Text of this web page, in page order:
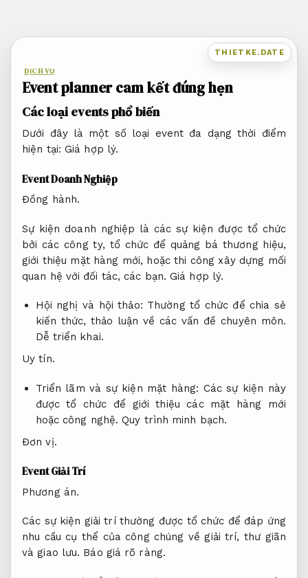
THIETKE.DATE
DỊCH VỤ
Event planner cam kết đúng hẹn
Các loại events phổ biến
Dưới đây là một số loại event đa dạng thời điểm
hiện tại:Giá hợp lý.
Event Doanh Nghiệp
Đồng hành.
Sự kiện doanh nghiệp là các sự kiện được tổ chức
bởi các công ty, tổ chức để quảng bá thương hiệu,
giới thiệu mặt hàng mới, hoặc thi công xây dựng mối
quan hệ với đối tác, các bạn. Giá hợp lý.
Hội nghị và hội thảo: Thường tổ chức để chia sẻ
kiến thức, thảo luận về các vấn đề chuyên môn.
Dễ triển khai.
Uy tín.
Triển lãm và sự kiện mặt hàng: Các sự kiện này
được tổ chức để giới thiệu các mặt hàng mới
hoặc công nghệ.Quy trình minh bạch.
Đơn vị.
Event Giải Trí
Phương án.
Các sự kiện giải trí thường được tổ chức để đáp ứng
nhu cầu cụ thể của công chúng về giải trí, thư giãn
và giao lưu. Báo giá rõ ràng.